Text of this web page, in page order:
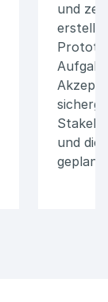
und
und die
geplant